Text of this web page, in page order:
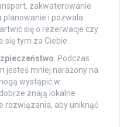
zakwaterowanie
planowanie i pozwala
się o rezerwacje czy
się tym za Ciebie.
. Podczas
jesteś mniej narażony na
wystąpić w
znają lokalne
rozwiązania, aby uniknąć